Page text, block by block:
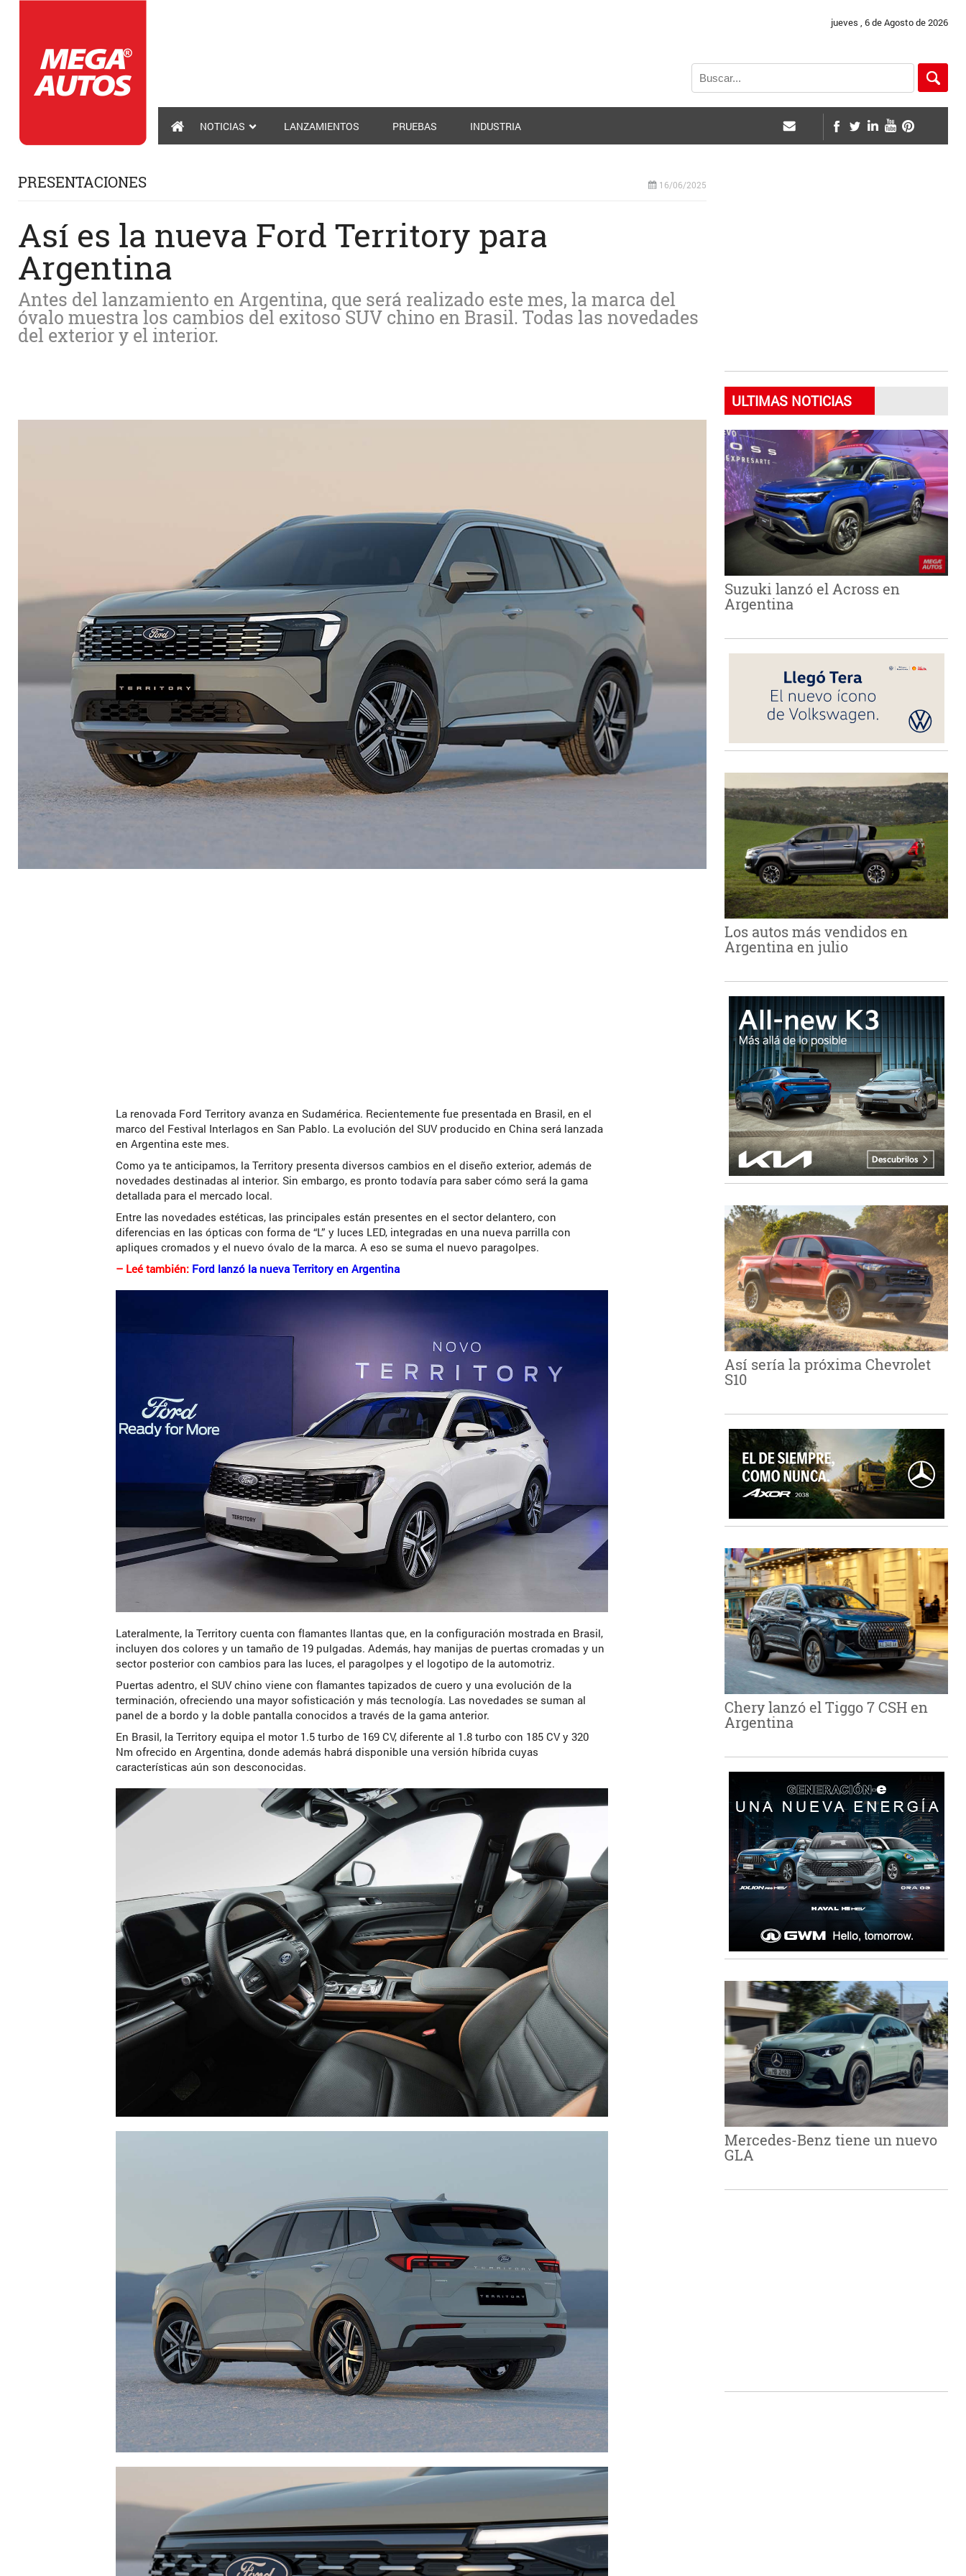
jueves , 6 de Agosto de 2026
NOTICIAS LANZAMIENTOS PRUEBAS INDUSTRIA
PRESENTACIONES 16/06/2025
Así es la nueva Ford Territory para
Argentina
Antes del lanzamiento en Argentina, que será realizado este mes, la marca del
óvalo muestra los cambios del exitoso SUV chino en Brasil. Todas las novedades
del exterior y el interior.
La renovada Ford Territory avanza en Sudamérica. Recientemente fue presentada en Brasil, en el
marco del Festival Interlagos en San Pablo. La evolución del SUV producido en China será lanzada
en Argentina este mes.
Como ya te anticipamos, la Territory presenta diversos cambios en el diseño exterior, además de
novedades destinadas al interior. Sin embargo, es pronto todavía para saber cómo será la gama
detallada para el mercado local.
Entre las novedades estéticas, las principales están presentes en el sector delantero, con
diferencias en las ópticas con forma de “L” y luces LED, integradas en una nueva parrilla con
apliques cromados y el nuevo óvalo de la marca. A eso se suma el nuevo paragolpes.
– Leé también: Ford lanzó la nueva Territory en Argentina
Lateralmente, la Territory cuenta con flamantes llantas que, en la configuración mostrada en Brasil,
incluyen dos colores y un tamaño de 19 pulgadas. Además, hay manijas de puertas cromadas y un
sector posterior con cambios para las luces, el paragolpes y el logotipo de la automotriz.
Puertas adentro, el SUV chino viene con flamantes tapizados de cuero y una evolución de la
terminación, ofreciendo una mayor sofisticación y más tecnología. Las novedades se suman al
panel de a bordo y la doble pantalla conocidos a través de la gama anterior.
En Brasil, la Territory equipa el motor 1.5 turbo de 169 CV, diferente al 1.8 turbo con 185 CV y 320
Nm ofrecido en Argentina, donde además habrá disponible una versión híbrida cuyas
características aún son desconocidas.
ULTIMAS NOTICIAS
Suzuki lanzó el Across en
Argentina
Los autos más vendidos en
Argentina en julio
Así sería la próxima Chevrolet
S10
Chery lanzó el Tiggo 7 CSH en
Argentina
Mercedes-Benz tiene un nuevo
GLA